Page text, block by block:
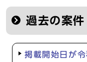
過去の案件
掲載開始日が